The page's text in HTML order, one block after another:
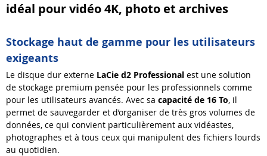
idéal pour vidéo 4K, photo et archives
Stockage haut de gamme pour les utilisateurs
exigeants
Le disque dur externe LaCie d2 Professional est une solution
de stockage premium pensée pour les professionnels comme
pour les utilisateurs avancés. Avec sa capacité de 16 To, il
permet de sauvegarder et d’organiser de très gros volumes de
données, ce qui convient particulièrement aux vidéastes,
photographes et à tous ceux qui manipulent des fichiers lourds
au quotidien.